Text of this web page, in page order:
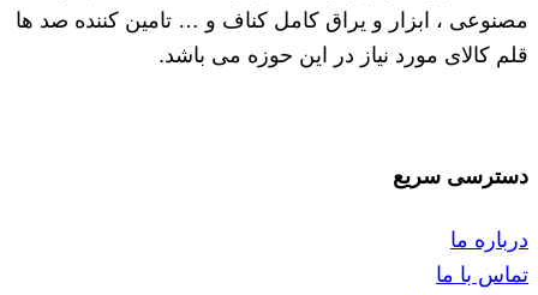
مصنوعی ، ابزار و یراق کامل کناف و … تامین کننده صد ها
قلم کالای مورد نیاز در این حوزه می باشد.
دسترسی سریع
درباره ما
تماس با ما